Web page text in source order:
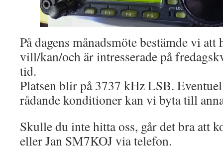
På dagens månadsmöte bestämde vi att
vill/kan/och är intresserade på
tid.
Platsen blir på 3737 kHz LSB.
rådande konditioner kan vi byta till
Skulle du inte hitta oss, går det bra att
eller Jan SM7KOJ via telefon.